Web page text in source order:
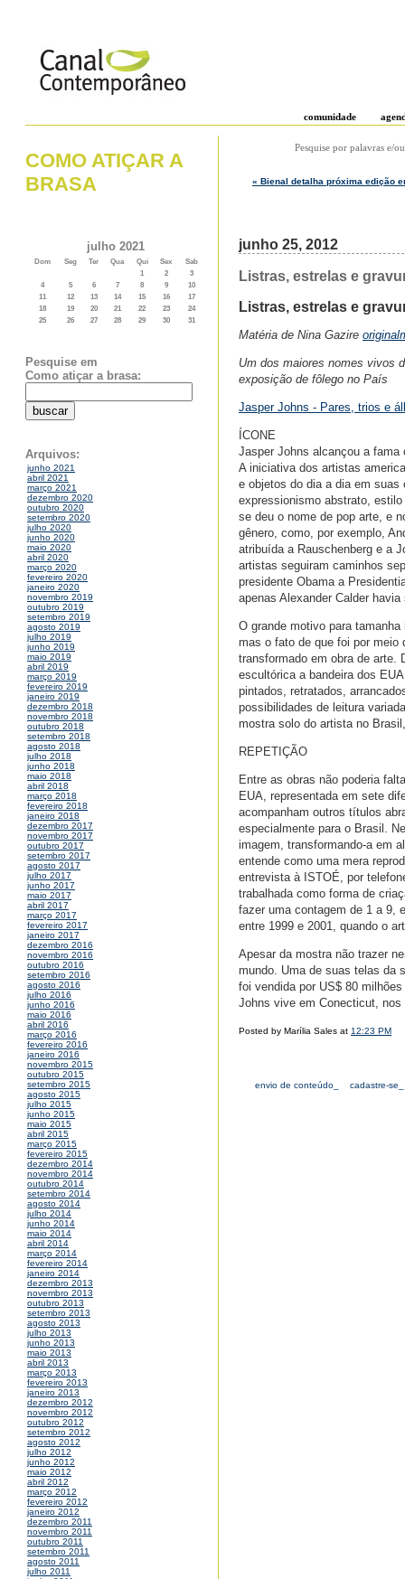
comunidade
COMO ATIÇAR A
BRASA
julho 2021
Dom Seg Ter Qua Qui Sex
Sab
1
2
3
4
5 6 7 8 9
10
11
12 13 14 15 16
17
18
19 20 21 22 23
24
25
26 27 28 29 30 31
Pesquise em
Como atiçar a brasa:
Arquivos:
junho 2021
abril 2021
março 2021
dezembro 2020
outubro 2020
setembro 2020
julho 2020
junho 2020
maio 2020
abril 2020
março 2020
fevereiro 2020
janeiro 2020
novembro 2019
outubro 2019
setembro 2019
agosto 2019
julho 2019
junho 2019
maio 2019
abril 2019
março 2019
fevereiro 2019
janeiro 2019
dezembro 2018
novembro 2018
outubro 2018
setembro 2018
agosto 2018
julho 2018
junho 2018
maio 2018
abril 2018
março 2018
fevereiro 2018
janeiro 2018
dezembro 2017
novembro 2017
outubro 2017
setembro 2017
agosto 2017
julho 2017
junho 2017
maio 2017
abril 2017
março 2017
fevereiro 2017
janeiro 2017
dezembro 2016
novembro 2016
outubro 2016
setembro 2016
agosto 2016
julho 2016
junho 2016
maio 2016
abril 2016
março 2016
fevereiro 2016
janeiro 2016
novembro 2015
outubro 2015
setembro 2015
agosto 2015
julho 2015
junho 2015
maio 2015
abril 2015
março 2015
fevereiro 2015
dezembro 2014
novembro 2014
outubro 2014
setembro 2014
agosto 2014
julho 2014
junho 2014
maio 2014
abril 2014
março 2014
fevereiro 2014
janeiro 2014
dezembro 2013
novembro 2013
outubro 2013
setembro 2013
agosto 2013
julho 2013
junho 2013
maio 2013
abril 2013
março 2013
fevereiro 2013
janeiro 2013
dezembro 2012
novembro 2012
outubro 2012
setembro 2012
agosto 2012
julho 2012
junho 2012
maio 2012
abril 2012
março 2012
fevereiro 2012
janeiro 2012
dezembro 2011
novembro 2011
outubro 2011
setembro 2011
agosto 2011
julho 2011
Pesquise por palavras e/
« Bienal detalha próxima edição
junho 25, 2012
Listras, estrelas e
Listras, estrelas e
Matéria de Nina Gazire
Um dos maiores nomes vivos
exposição de fôlego no País
Jasper Johns - Pares, trios e
ÍCONE
Jasper Johns alcançou a fama
A iniciativa dos artistas
e objetos do dia a dia em suas
expressionismo abstrato,
se deu o nome de pop arte, e
gênero, como, por exemplo,
atribuída a Rauschenberg e a
artistas seguiram caminhos
presidente Obama a
apenas Alexander Calder
O grande motivo para
mas o fato de que foi por meio
transformado em obra de arte.
escultórica a bandeira dos
pintados, retratados,
possibilidades de leitura
mostra solo do artista no
REPETIÇÃO
Entre as obras não poderia
EUA, representada em sete
acompanham outros títulos
especialmente para o Brasil.
imagem, transformando-a em
entende como uma mera
entrevista à ISTOÉ, por
trabalhada como forma de
fazer uma contagem de 1 a 9,
entre 1999 e 2001, quando o
Apesar da mostra não trazer
mundo. Uma de suas telas da
foi vendida por US$ 80
Johns vive em Conecticut,
Posted by Marília Sales at 12:23 PM
envio de conteúdo_ cadastre-se_